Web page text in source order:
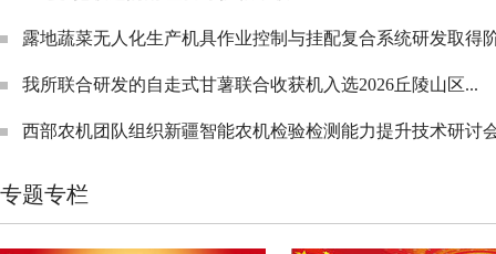
露地蔬菜无人化生产机具作业控制与挂配复合系统研发取得
我所联合研发的自走式甘薯联合收获机入选2026丘陵山区...
西部农机团队组织新疆智能农机检验检测能力提升技术研讨
专题专栏